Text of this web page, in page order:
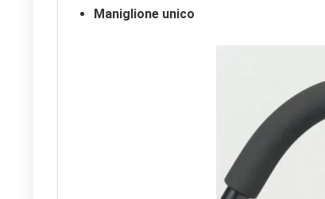
Maniglione unico